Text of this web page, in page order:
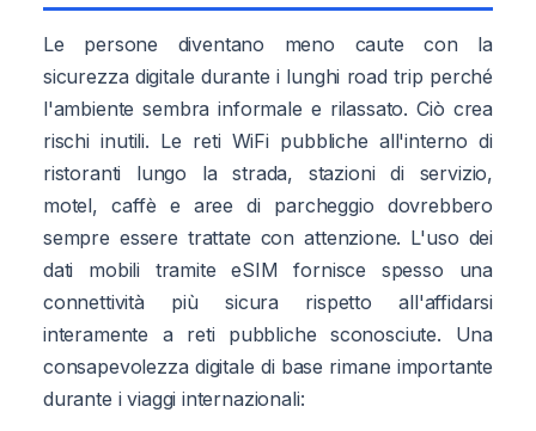
Le persone diventano meno caute con la
sicurezza digitale durante i lunghi road trip perché
l'ambiente sembra informale e rilassato. Ciò crea
rischi inutili. Le reti WiFi pubbliche all'interno di
ristoranti lungo la strada, stazioni di servizio,
motel, caffè e aree di parcheggio dovrebbero
sempre essere trattate con attenzione. L'uso dei
dati mobili tramite eSIM fornisce spesso una
connettività più sicura rispetto all'affidarsi
interamente a reti pubbliche sconosciute. Una
consapevolezza digitale di base rimane importante
durante i viaggi internazionali: